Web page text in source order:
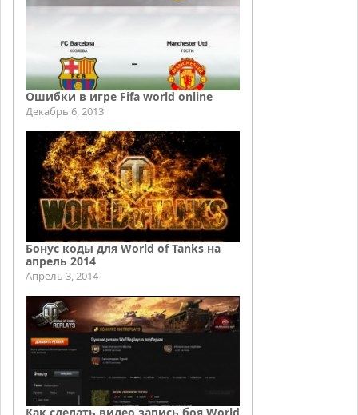
Ошибки в игре Fifa world online
Декабрь 6, 2013
Бонус коды для World of Tanks на
апрель 2014
Апрель 3, 2014